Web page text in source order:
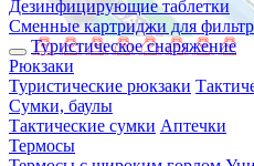
Дезинфицирующие таблетки
Сменные картриджи для
Туристическое снаряжение
Рюкзаки
Туристические рюкзаки
Сумки, баулы
Тактические сумки Аптечки
Термосы